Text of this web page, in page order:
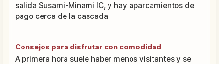
salida Susami-Minami IC, y hay aparcamientos de
pago cerca de la cascada.
Consejos para disfrutar con comodidad
A primera hora suele haber menos visitantes y se